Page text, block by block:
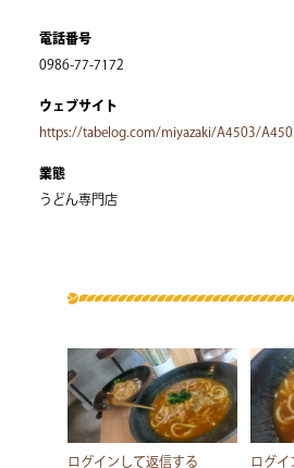
電話番号
0986-77-7172
ウェブサイト
https://tabelog.com/miyazaki/A4503/
業態
うどん専門店
ログインして返信する ログイ